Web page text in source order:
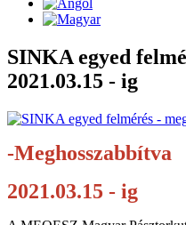
SINKA egyed
2021.03.15 - ig
-Meghosszabbítva
2021.03.15 - ig